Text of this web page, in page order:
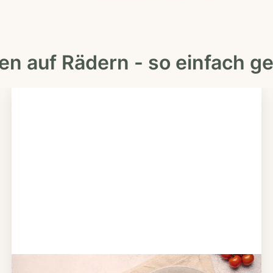
auf Rädern - so einfach